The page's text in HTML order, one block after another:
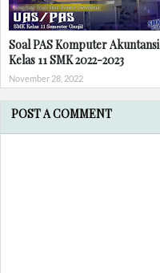
Soal PAS Komputer Akuntansi
Kelas 11 SMK 2022-2023
November 28, 2022
POST A COMMENT